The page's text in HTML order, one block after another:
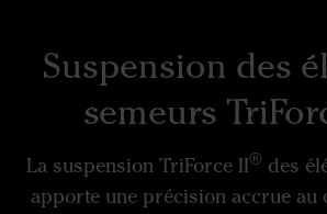
Suspension des
semeurs
La suspension TriForce II®des
apporte une précision accrue au